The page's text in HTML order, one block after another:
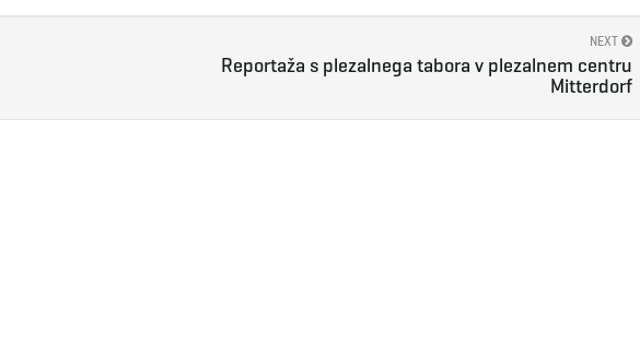
NEXT
Reportaža s plezalnega tabora v plezalnem centru
Mitterdorf